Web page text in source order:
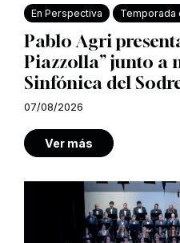
En Perspectiva Temporada
Pablo Agri
Piazzolla” junto a
Sinfónica del
07/08/2026
Ver más